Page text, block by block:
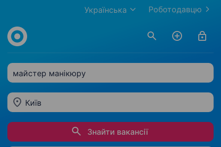
Роботодавцю
Українська
майстер манікюру
Київ
Знайти вакансії